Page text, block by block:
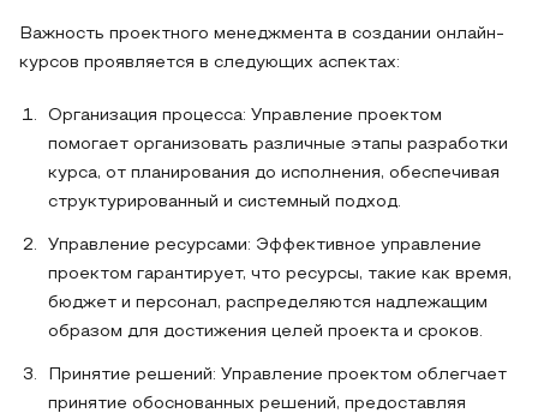
Важность проектного менеджмента в создании онлайн-
курсов проявляется в следующих аспектах:
Организация процесса: Управление проектом
помогает организовать различные этапы разработки
курса, от планирования до исполнения, обеспечивая
структурированный и системный подход.
Управление ресурсами: Эффективное управление
проектом гарантирует, что ресурсы, такие как время,
бюджет и персонал, распределяются надлежащим
образом для достижения целей проекта и сроков.
Принятие решений: Управление проектом облегчает
принятие обоснованных решений, предоставляя